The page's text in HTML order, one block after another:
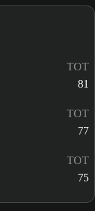
TOT
81
TOT
77
TOT
75